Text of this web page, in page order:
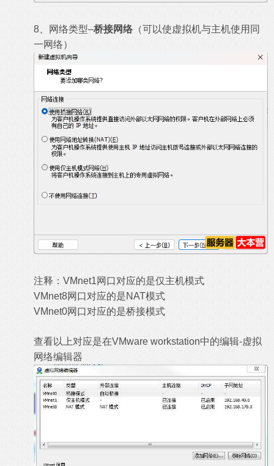
8、网络类型–桥接网络（可以使虚拟机与主机使用同
一网络）
注释：VMnet1网口对应的是仅主机模式
VMnet8网口对应的是NAT模式
VMnet0网口对应的是桥接模式
查看以上对应是在VMware workstation中的编辑-虚拟
网络编辑器